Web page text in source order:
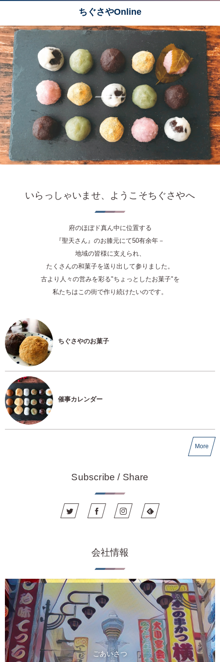
ちぐさやOnline
和 子日
小さ 菓子 た さんの とき”を
いらっしゃいませ、ようこそちぐさやへ
府のほぼド真ん中に位置する
『聖天さん』のお膝元にて50有余年－
地域の皆様に支えられ、
たくさんの和菓子を送り出して参りました。
古より人々の営みを彩る"ちょっとしたお菓子"を
私たちはこの街で作り続けたいのです。
ちぐさやのお菓子
催事カレンダー
More
Subscribe / Share
会社情報
ごあいさつ